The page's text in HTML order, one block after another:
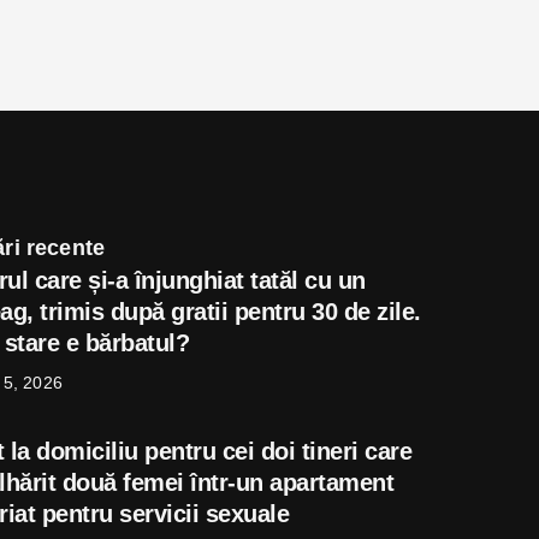
recente
care și-a înjunghiat tatăl cu un
trimis după gratii pentru 30 de zile.
e bărbatul?
2026
la domiciliu pentru cei doi tineri care
două femei într-un apartament
pentru servicii sexuale